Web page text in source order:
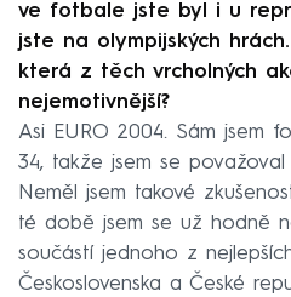
ve fotbale jste byl i u
jste na olympijských
která z těch vrcholných
nejemotivnější?
Asi EURO 2004. Sám jsem
34, takže jsem se
Neměl jsem takové
té době jsem se už hodně
součástí jednoho z
Československa a České